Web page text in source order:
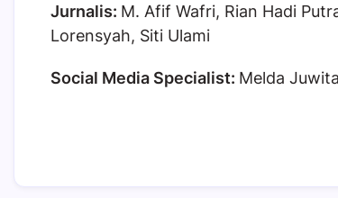
Jurnalis: M. Afif Wafri, Rian Hadi
Lorensyah, Siti Ulami
Social Media Specialist: Melda